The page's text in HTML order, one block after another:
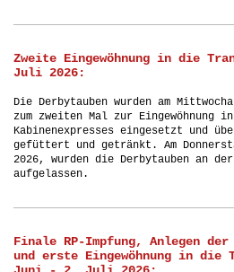
Zweite Eingewöhnung in die
Juli 2026:
Die Derbytauben wurden am
zum zweiten Mal zur Eingewöhnung
Kabinenexpresses eingesetzt und
gefüttert und getränkt. Am
2026, wurden die Derbytauben an
aufgelassen.
Finale RP-Impfung, Anlegen
und erste Eingewöhnung in die